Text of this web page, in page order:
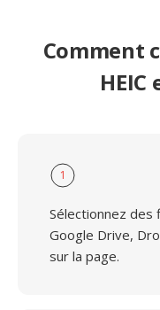
Comment
HEIC
1
Sélectionnez des
Google Drive,
sur la page.